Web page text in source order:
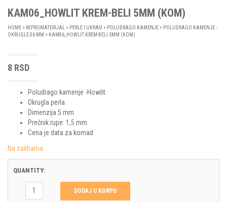
KAM06_HOWLIT KREM-BELI 5MM (KOM)
HOME > REPROMATERIJAL > PERLE I UKRASI > POLUDRAGO KAMENJE > POLUDRAGO KAMENJE -
OKRUGLE 06 MM > KAM06_HOWLIT KREM-BELI 5MM (KOM)
8 RSD
Poludrago kamenje -Howlit
Okrugla perla
Dimenzija 5 mm
Prečnik rupe: 1,5 mm
Cena je data za komad
Na zalihama
QUANTITY:
DODAJ U KORPU